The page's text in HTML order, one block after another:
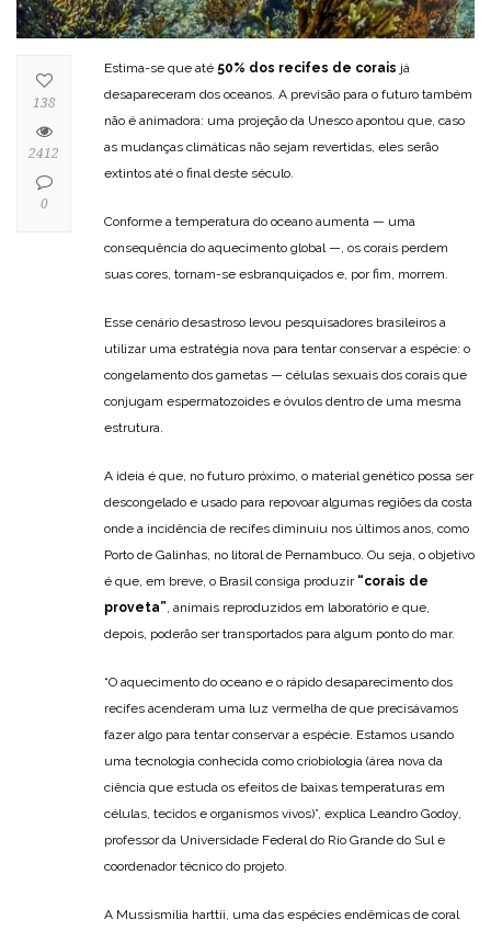
Estima-se que até 50% dos recifes de corais já
desapareceram dos oceanos. A previsão para o futuro também
não é animadora: uma projeção da Unesco apontou que, caso
as mudanças climáticas não sejam revertidas, eles serão
extintos até o final deste século.
Conforme a temperatura do oceano aumenta — uma
consequência do aquecimento global —, os corais perdem
suas cores, tornam-se esbranquiçados e, por fim, morrem.
Esse cenário desastroso levou pesquisadores brasileiros a
utilizar uma estratégia nova para tentar conservar a espécie: o
congelamento dos gametas — células sexuais dos corais que
conjugam espermatozoides e óvulos dentro de uma mesma
estrutura.
A ideia é que, no futuro próximo, o material genético possa ser
descongelado e usado para repovoar algumas regiões da costa
onde a incidência de recifes diminuiu nos últimos anos, como
Porto de Galinhas, no litoral de Pernambuco. Ou seja, o objetivo
é que, em breve, o Brasil consiga produzir “corais de
proveta” , animais reproduzidos em laboratório e que,
depois, poderão ser transportados para algum ponto do mar.
“O aquecimento do oceano e o rápido desaparecimento dos
recifes acenderam uma luz vermelha de que precisávamos
fazer algo para tentar conservar a espécie. Estamos usando
uma tecnologia conhecida como criobiologia (área nova da
ciência que estuda os efeitos de baixas temperaturas em
células, tecidos e organismos vivos)”, explica Leandro Godoy,
professor da Universidade Federal do Rio Grande do Sul e
coordenador técnico do projeto.
A Mussismilia harttii, uma das espécies endêmicas de coral
138
2412
0